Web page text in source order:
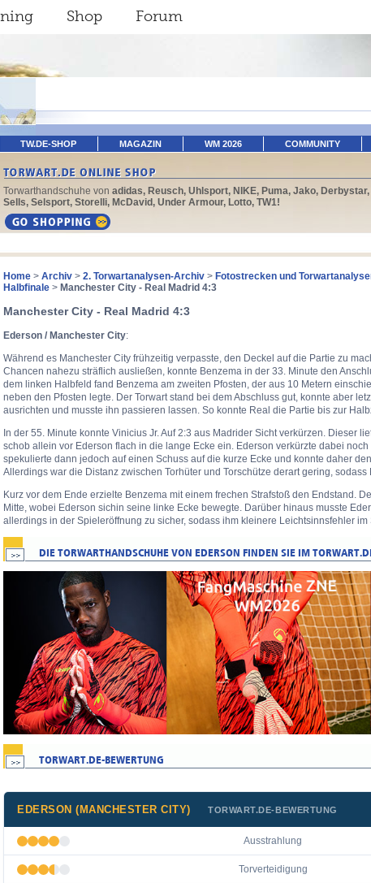
Shop Forum
TW.DE-SHOP MAGAZIN WM 2026 COMMUNITY
Torwarthandschuhe von adidas, Reusch, Uhlsport, NIKE, Puma, Jako,
Sells, Selsport, Storelli, McDavid, Under Armour, Lotto, TW1!
Home > Archiv > 2. Torwartanalysen-Archiv > Fotostrecken und
Halbfinale > Manchester City - Real Madrid 4:3
Manchester City - Real Madrid 4:3
Ederson / Manchester City:
Während es Manchester City frühzeitig verpasste, den Deckel auf die Partie zu
Chancen nahezu sträflich ausließen, konnte Benzema in der 33. Minute den
dem linken Halbfeld fand Benzema am zweiten Pfosten, der aus 10 Metern
neben den Pfosten legte. Der Torwart stand bei dem Abschluss gut, konnte aber
ausrichten und musste ihn passieren lassen. So konnte Real die Partie bis zur
In der 55. Minute konnte Vinicius Jr. Auf 2:3 aus Madrider Sicht verkürzen. Dieser
schob allein vor Ederson flach in die lange Ecke ein. Ederson verkürzte dabei
spekulierte dann jedoch auf einen Schuss auf die kurze Ecke und konnte daher
Allerdings war die Distanz zwischen Torhüter und Torschütze derart gering,
Kurz vor dem Ende erzielte Benzema mit einem frechen Strafstoß den Endstand.
Mitte, wobei Ederson sichin seine linke Ecke bewegte. Darüber hinaus musste
allerdings in der Spieleröffnung zu sicher, sodass ihm kleinere Leichtsinnsfehler
EDERSON (MANCHESTER CITY) TORWART.DE-BEWERTUNG
Ausstrahlung
Torverteidigung